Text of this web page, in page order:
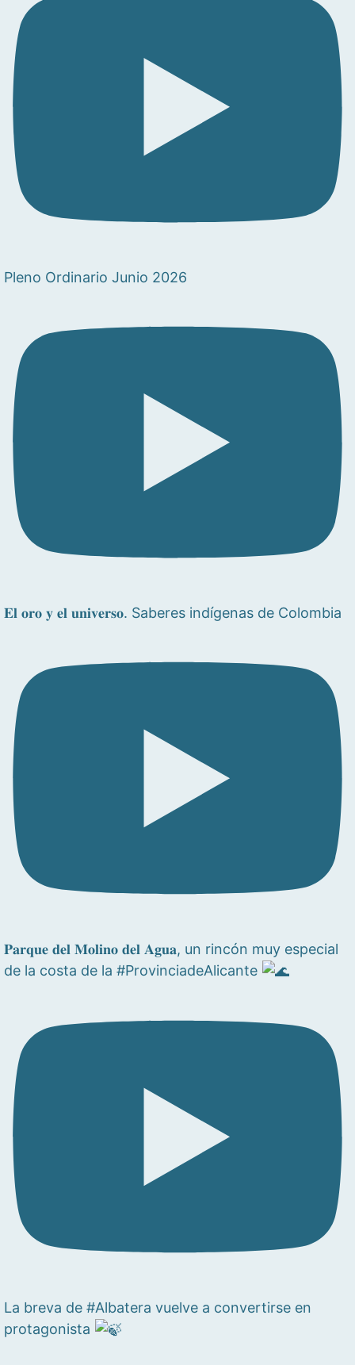
Pleno Ordinario Junio 2026
𝐄𝐥 𝐨𝐫𝐨 𝐲 𝐞𝐥 𝐮𝐧𝐢𝐯𝐞𝐫𝐬𝐨. Saberes indígenas de Colombia
𝐏𝐚𝐫𝐪𝐮𝐞 𝐝𝐞𝐥 𝐌𝐨𝐥𝐢𝐧𝐨 𝐝𝐞𝐥 𝐀𝐠𝐮𝐚, un rincón muy especial
de la costa de la #ProvinciadeAlicante
La breva de #Albatera vuelve a convertirse en
protagonista